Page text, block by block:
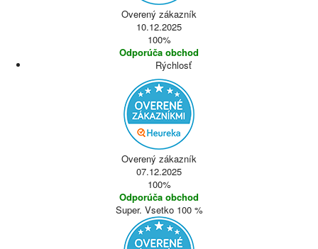
Overený zákazník
10.12.2025
100%
Odporúča obchod
Rýchlosť
Overený zákazník
07.12.2025
100%
Odporúča obchod
Super. Vsetko 100 %